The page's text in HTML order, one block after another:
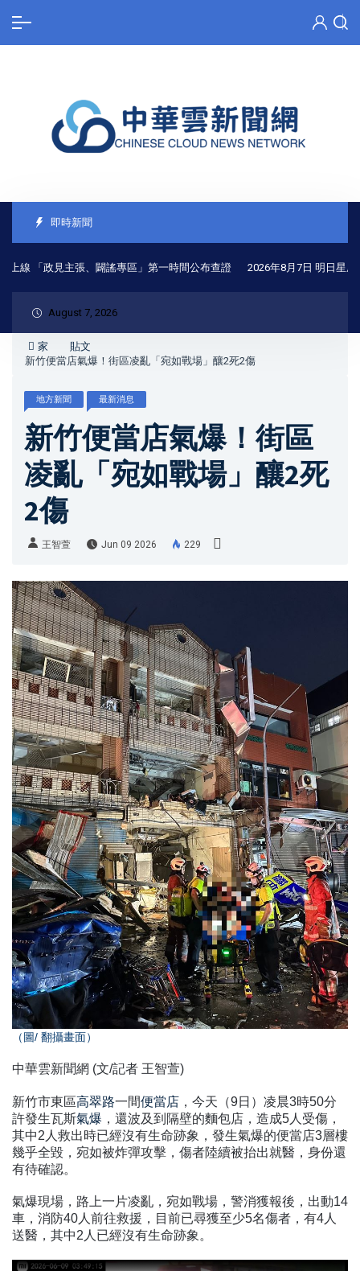
即時新聞
線 「政見主張、闢謠專區」第一時間公布查證 2026年8月7日 明日星座運
August 7, 2026
家
貼文
新竹便當店氣爆！街區凌亂「宛如戰場」釀2死2傷
地方新聞 最新消息
新竹便當店氣爆！街區
凌亂「宛如戰場」釀2死
2傷
王智萱 Jun 09 2026 229
（圖/ 翻攝畫面）
中華雲新聞網 (文/記者 王智萱)
新竹市東區高翠路一間便當店 ，今天（9日）凌晨3時50分
許發生瓦斯氣爆 ，還波及到隔壁的麵包店，造成5人受傷，
其中2 人救出時已經沒有生命跡象，發生氣爆的便當店3層樓
幾乎全毀，宛如被炸彈攻擊，傷者陸續被抬出就醫，身份還
有待確認。
氣爆現場，路上一片凌亂，宛如戰場，警消獲報後，出動14
車，消防40人前往救援，目前已尋獲至少5名傷者，有4人
送醫，其中2 人已經沒有生命跡象。